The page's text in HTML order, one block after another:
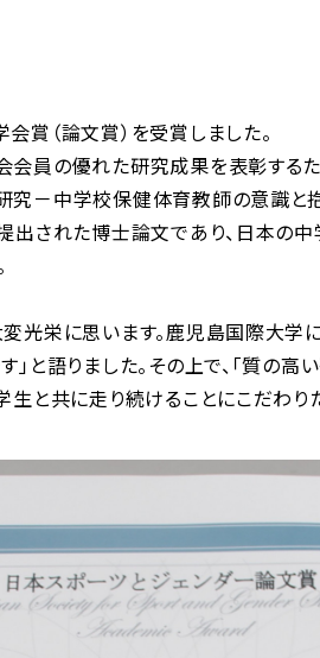
（論文賞）を受賞しました。
会員の優れた研究成果を表彰する
究－中学校保健体育教師の意識と
された博士論文であり、日本の
変光栄に思います。鹿児島国際大学
と語りました。その上で、「質の高
と共に走り続けることにこだわり